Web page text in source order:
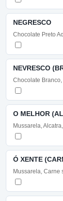
NEGRESCO
Chocolate Preto
NEVRESCO
Chocolate Branco,
O MELHOR
Mussarela,
Ó XENTE
Mussarela, Carne